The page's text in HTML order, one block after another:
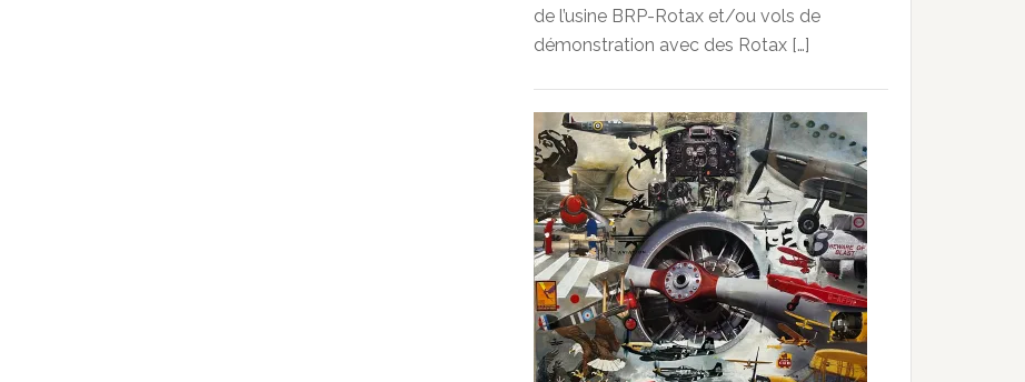
de l’usine BRP-Rotax et/ou vols de
démonstration avec des Rotax […]